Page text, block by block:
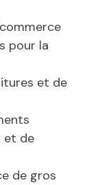
pour la
et de
et de
de gros